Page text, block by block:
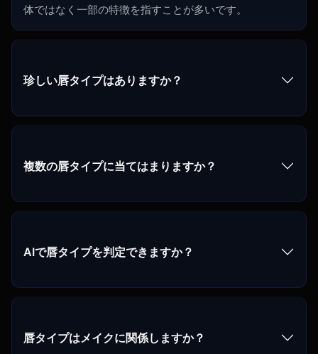
体ではなく一部の特徴を指すことが多いです。
珍しい唇タイプはありますか？
複数の唇タイプに当てはまりますか？
AIで唇タイプを判定できますか？
唇タイプはメイクに関係しますか？